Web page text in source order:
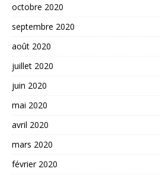
octobre 2020
septembre 2020
août 2020
juillet 2020
juin 2020
mai 2020
avril 2020
mars 2020
février 2020